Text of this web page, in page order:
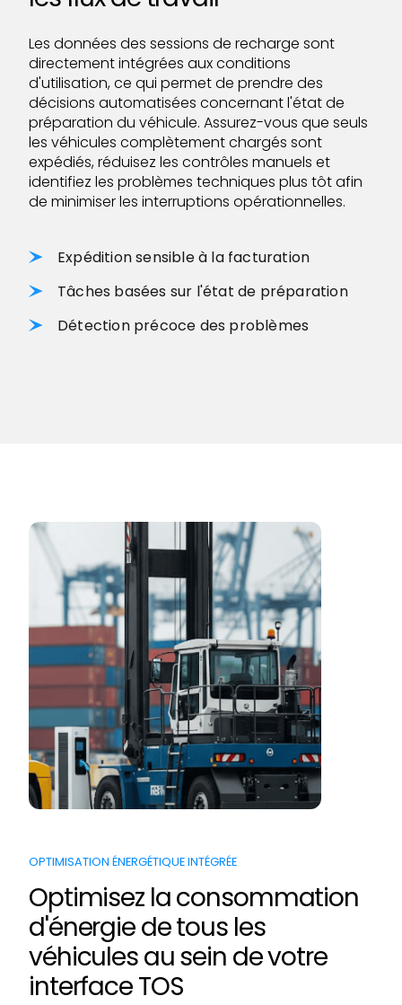
Les données des sessions de recharge sont
directement intégrées aux conditions
d'utilisation, ce qui permet de prendre des
décisions automatisées concernant l'état de
préparation du véhicule. Assurez-vous que seuls
les véhicules complètement chargés sont
expédiés, réduisez les contrôles manuels et
identifiez les problèmes techniques plus tôt afin
de minimiser les interruptions opérationnelles.
Expédition sensible à la facturation
Tâches basées sur l'état de préparation
Détection précoce des problèmes
OPTIMISATION ÉNERGÉTIQUE INTÉGRÉE
Optimisez la consommation
d'énergie de tous les
véhicules au sein de votre
interface TOS